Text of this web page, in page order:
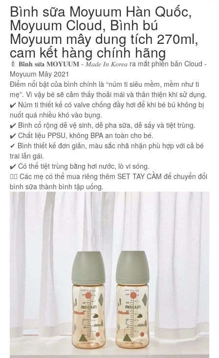
Bình sữa Moyuum Hàn Quốc,
Moyuum Cloud, Bình bú
Moyuum mây dung tích 270ml,
cam kết hàng chính hãng
🍼 𝐁𝐢̀𝐧𝐡 𝐬𝐮̛̃𝐚 𝐌𝐎𝐘𝐔𝐔𝐌 - 𝑀𝑎𝑑𝑒 𝐼𝑛 𝐾𝑜𝑟𝑒𝑎 ra mắt phiên bản Cloud -
Moyuum Mây 2021
Điểm nổi bật của bình chính là “núm ti siêu mềm, mềm như ti
mẹ”. Vì vậy bé sẽ cảm thấy thoải mái và thân thiện khi sử dụng.
✔️ Núm ti thiết kế có valve chống đầy hơi để khi bé bú không bị
nuốt quá nhiều khó vào bụng.
✔️ Bình cổ rộng dễ vệ sinh, dễ pha sữa, dễ sấy và tiệt trùng.
✔️ Chất liệu PPSU, không BPA an toàn cho bé.
✔ Bình thiết kế đơn giản, màu sắc nhã nhặn phù hợp với cả bé
trai lẫn gái.
✔️ Có thể tiệt trùng bằng hơi nước, lò vi sóng.
👉🏻 Các mẹ có thể mua riêng thêm SET TAY CẦM để chuyển đổi
bình sữa thành bình tập uống.